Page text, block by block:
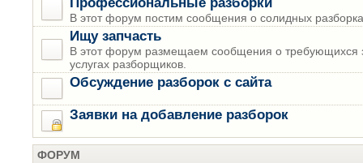
В этот форум постим сообщения о солидных
Ищу запчасть
В этот форум размещаем сообщения о требующихся
услугах разборщиков.
Обсуждение разборок с сайта
Заявки на добавление разборок
ФОРУМ